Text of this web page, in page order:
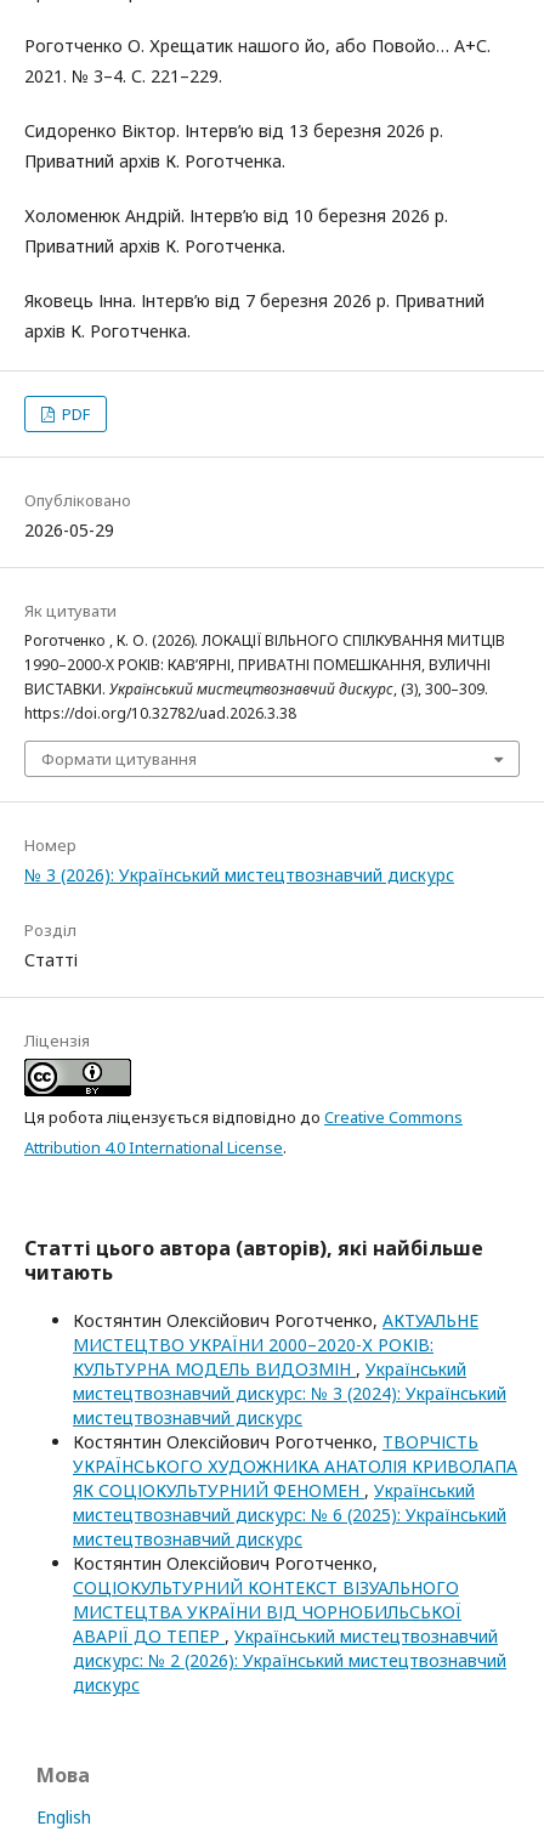
Роготченко О. Хрещатик нашого йо, або Повойо… А+С.
2021. № 3–4. С. 221–229.
Сидоренко Віктор. Інтерв’ю від 13 березня 2026 р.
Приватний архів К. Роготченка.
Холоменюк Андрій. Інтерв’ю від 10 березня 2026 р.
Приватний архів К. Роготченка.
Яковець Інна. Інтерв’ю від 7 березня 2026 р. Приватний
архів К. Роготченка.
PDF
Опубліковано
2026-05-29
Як цитувати
Роготченко , К. О. (2026). ЛОКАЦІЇ ВІЛЬНОГО СПІЛКУВАННЯ МИТЦІВ
1990–2000-Х РОКІВ: КАВ’ЯРНІ, ПРИВАТНІ ПОМЕШКАННЯ, ВУЛИЧНІ
ВИСТАВКИ. Український мистецтвознавчий дискурс, (3), 300–309.
https://doi.org/10.32782/uad.2026.3.38
Формати цитування
Номер
№ 3 (2026): Український мистецтвознавчий дискурс
Розділ
Статті
Ліцензія
Ця робота ліцензується відповідно до Creative Commons
Attribution 4.0 International License.
Статті цього автора (авторів), які найбільше
читають
Костянтин Олексійович Роготченко, АКТУАЛЬНЕ
МИСТЕЦТВО УКРАЇНИ 2000–2020-Х РОКІВ:
КУЛЬТУРНА МОДЕЛЬ ВИДОЗМІН , Український
мистецтвознавчий дискурс: № 3 (2024): Український
мистецтвознавчий дискурс
Костянтин Олексійович Роготченко, ТВОРЧІСТЬ
УКРАЇНСЬКОГО ХУДОЖНИКА АНАТОЛІЯ КРИВОЛАПА
ЯК СОЦІОКУЛЬТУРНИЙ ФЕНОМЕН , Український
мистецтвознавчий дискурс: № 6 (2025): Український
мистецтвознавчий дискурс
Костянтин Олексійович Роготченко,
СОЦІОКУЛЬТУРНИЙ КОНТЕКСТ ВІЗУАЛЬНОГО
МИСТЕЦТВА УКРАЇНИ ВІД ЧОРНОБИЛЬСЬКОЇ
АВАРІЇ ДО ТЕПЕР , Український мистецтвознавчий
дискурс: № 2 (2026): Український мистецтвознавчий
дискурс
Мова
English